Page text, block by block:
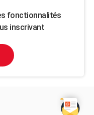
fonctionnalités
inscrivant